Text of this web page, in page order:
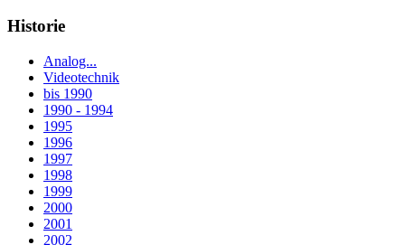
Historie
Analog...
Videotechnik
bis 1990
1990 - 1994
1995
1996
1997
1998
1999
2000
2001
2002